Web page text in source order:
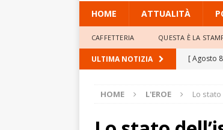
HOME ATTUALITÀ
CAFFETTERIA QUESTA È LA
ULTIMA NOTIZIA [ Agosto
[ Agosto
elevate
HOME L'EROE Lo